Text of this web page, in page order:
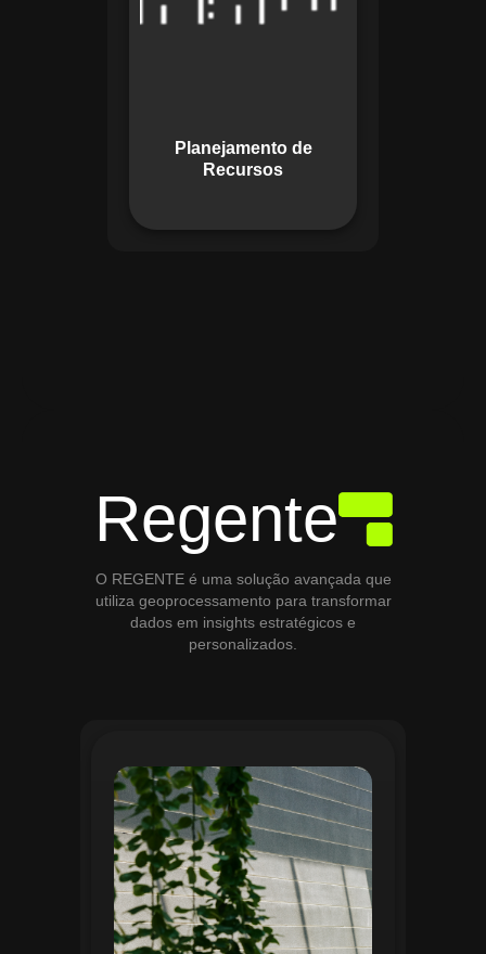
Planejamento de
Recursos
garante o uso
promovendo
Regente
O REGENTE é uma solução avançada que
utiliza geoprocessamento para transformar
dados em insights estratégicos e
personalizados.
O módulo de Gestão de Áreas Verdes do
Regente aplica tecnologias avançadas de
geoprocessamento para mapear e
monitorar espaços verdes, registrando
localização, tipo de vegetação e estado
de conservação. Ele organiza fluxos de
manutenção e garante que as atividades
sejam realizadas de forma eficiente e
programada. Relatórios analíticos ajudam
a avaliar ações realizadas, promovendo a
sustentabilidade e o uso estratégico do
espaço urbano.